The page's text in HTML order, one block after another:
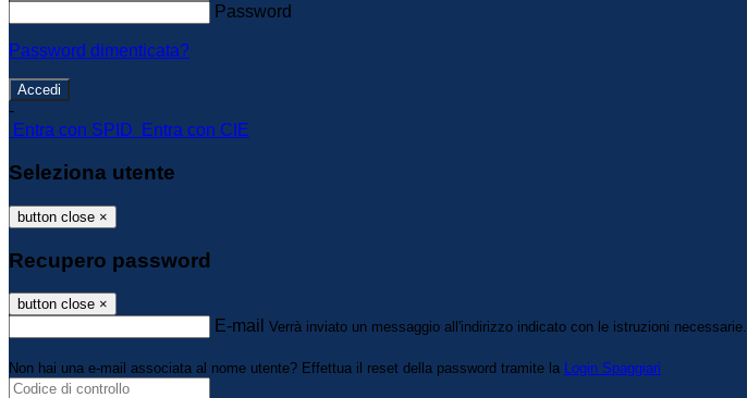
Password
Password dimenticata?
-
Entra con SPID
Entra con CIE
Seleziona utente
button close ×
Recupero password
button close ×
E-mail Verrà inviato un messaggio all'indirizzo indicato con le istruzioni necessarie.
Non hai una e-mail associata al nome utente? Effettua il reset della password tramite la Login Spaggiari